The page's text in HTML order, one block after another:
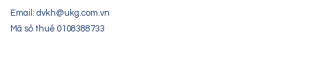
Email: dvkh@ukg.com.vn
Mã số thuế 0108388733